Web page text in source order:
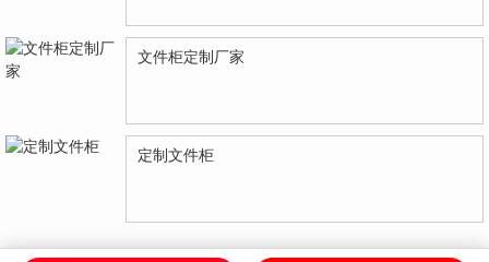
文件柜定制厂家
定制文件柜